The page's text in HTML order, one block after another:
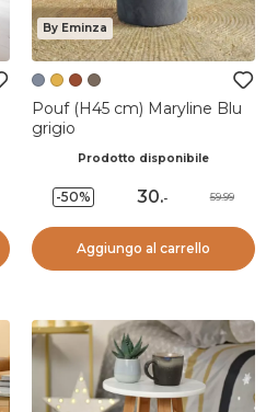
By Eminza
Pouf (H45 cm) Maryline Blu
grigio
Prodotto disponibile
-50% 30.- 59.99
Aggiungo al carrello